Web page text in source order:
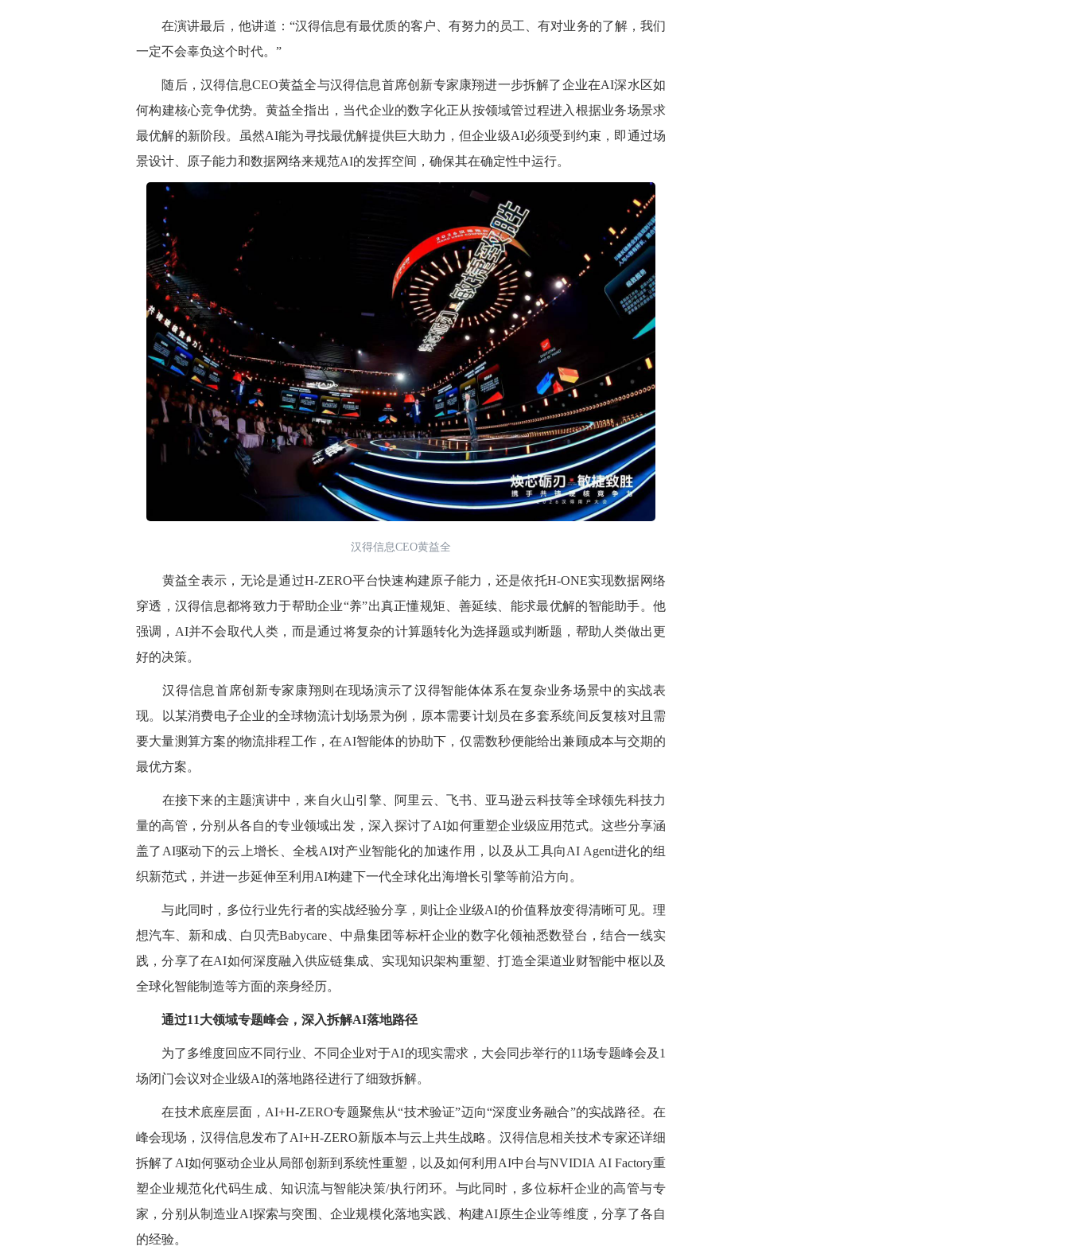
在演讲最后，他讲道：“汉得信息有最优质的客户、有努力的员工、有对业务的了解，我们
一定不会辜负这个时代。”
随后，汉得信息CEO黄益全与汉得信息首席创新专家康翔进一步拆解了企业在AI深水区如
何构建核心竞争优势。黄益全指出，当代企业的数字化正从按领域管过程进入根据业务场景求
最优解的新阶段。虽然AI能为寻找最优解提供巨大助力，但企业级AI必须受到约束，即通过场
景设计、原子能力和数据网络来规范AI的发挥空间，确保其在确定性中运行。
汉得信息CEO黄益全
黄益全表示，无论是通过H-ZERO平台快速构建原子能力，还是依托H-ONE实现数据网络
穿透，汉得信息都将致力于帮助企业“养”出真正懂规矩、善延续、能求最优解的智能助手。他
强调，AI并不会取代人类，而是通过将复杂的计算题转化为选择题或判断题，帮助人类做出更
好的决策。
汉得信息首席创新专家康翔则在现场演示了汉得智能体体系在复杂业务场景中的实战表
现。以某消费电子企业的全球物流计划场景为例，原本需要计划员在多套系统间反复核对且需
要大量测算方案的物流排程工作，在AI智能体的协助下，仅需数秒便能给出兼顾成本与交期的
最优方案。
在接下来的主题演讲中，来自火山引擎、阿里云、飞书、亚马逊云科技等全球领先科技力
量的高管，分别从各自的专业领域出发，深入探讨了AI如何重塑企业级应用范式。这些分享涵
盖了AI驱动下的云上增长、全栈AI对产业智能化的加速作用，以及从工具向AI Agent进化的组
织新范式，并进一步延伸至利用AI构建下一代全球化出海增长引擎等前沿方向。
与此同时，多位行业先行者的实战经验分享，则让企业级AI的价值释放变得清晰可见。理
想汽车、新和成、白贝壳Babycare、中鼎集团等标杆企业的数字化领袖悉数登台，结合一线实
践，分享了在AI如何深度融入供应链集成、实现知识架构重塑、打造全渠道业财智能中枢以及
全球化智能制造等方面的亲身经历。
通过11大领域专题峰会，深入拆解AI落地路径
为了多维度回应不同行业、不同企业对于AI的现实需求，大会同步举行的11场专题峰会及1
场闭门会议对企业级AI的落地路径进行了细致拆解。
在技术底座层面，AI+H-ZERO专题聚焦从“技术验证”迈向“深度业务融合”的实战路径。在
峰会现场，汉得信息发布了AI+H-ZERO新版本与云上共生战略。汉得信息相关技术专家还详细
拆解了AI如何驱动企业从局部创新到系统性重塑，以及如何利用AI中台与NVIDIA AI Factory重
塑企业规范化代码生成、知识流与智能决策/执行闭环。与此同时，多位标杆企业的高管与专
家，分别从制造业AI探索与突围、企业规模化落地实践、构建AI原生企业等维度，分享了各自
的经验。